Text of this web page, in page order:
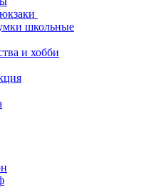
школьные
и хобби